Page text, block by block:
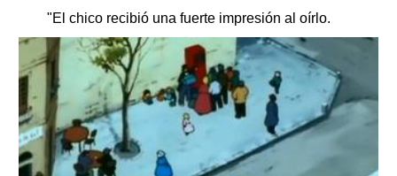
"El chico recibió una fuerte impresión al oírlo.